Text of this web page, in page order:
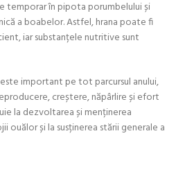
temporar în pipota porumbelului și
a boabelor. Astfel, hrana poate fi
iar substanțele nutritive sunt
important pe tot parcursul anului,
creștere, năpârlire și efort
la dezvoltarea și menținerea
ouălor și la susținerea stării generale a